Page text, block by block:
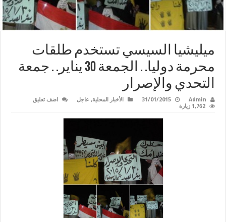
ميليشيا السيسي تستخدم طلقات
محرمة دوليا. . الجمعة 30 يناير. . جمعة
التحدي والإصرار
Admin
31/01/2015 الأخبار المحلية, عاجل
اضف تعليق
1,762 زيارة